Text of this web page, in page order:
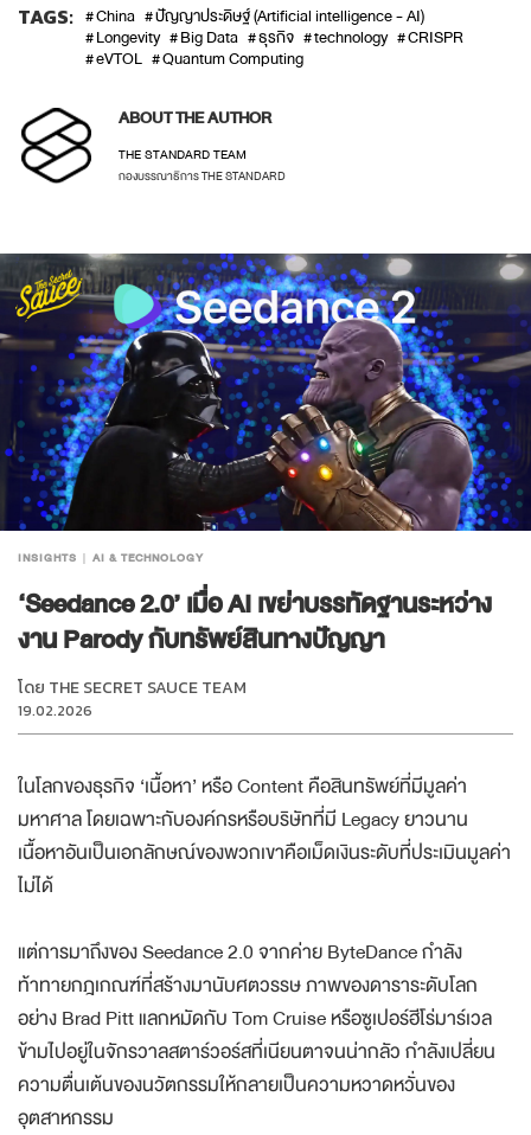
TAGS: China
ปัญญาประดิษฐ์ (Artificial intelligence - AI)
Longevity
Big Data ธุรกิจ technology
CRISPR
eVTOL
Quantum Computing
ABOUT THE AUTHOR
THE STANDARD TEAM
กองบรรณาธิการ THE STANDARD
INSIGHTS AI & TECHNOLOGY
‘Seedance 2.0’ เมื่อ AI เขย่าบรรทัดฐานระหว่าง
งาน Parody กับทรัพย์สินทางปัญญา
โดย THE SECRET SAUCE TEAM
19.02.2026
ในโลกของธุรกิจ ‘เนื้อหา’ หรือ Content คือสินทรัพย์ที่มีมูลค่า
มหาศาล โดยเฉพาะกับองค์กรหรือบริษัทที่มี Legacy ยาวนาน
เนื้อหาอันเป็นเอกลักษณ์ของพวกเขาคือเม็ดเงินระดับที่ประเมินมูลค่า
ไม่ได้
แต่การมาถึงของ Seedance 2.0 จากค่าย ByteDance กำลัง
ท้าทายกฎเกณฑ์ที่สร้างมานับศตวรรษ ภาพของดาราระดับโลก
อย่าง Brad Pitt แลกหมัดกับ Tom Cruise หรือซูเปอร์ฮีโร่มาร์เวล
ข้ามไปอยู่ในจักรวาลสตาร์วอร์สที่เนียนตาจนน่ากลัว กำลังเปลี่ยน
ความตื่นเต้นของนวัตกรรมให้กลายเป็นความหวาดหวั่นของ
อุตสาหกรรม